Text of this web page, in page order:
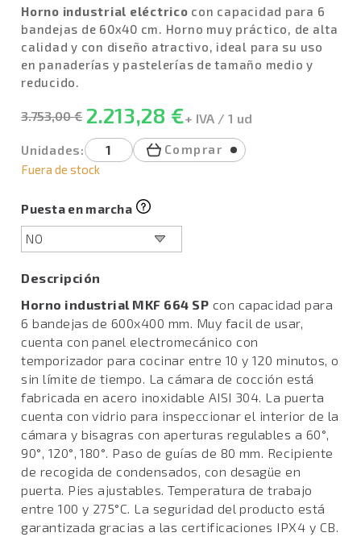
Horno industrial eléctrico con capacidad para 6
bandejas de 60x40 cm. Horno muy práctico, de alta
calidad y con diseño atractivo, ideal para su uso
en panaderías y pastelerías de tamaño medio y
reducido.
3.753,00 € 2.213,28 €+ IVA / 1 ud
Unidades:
Comprar
Fuera de stock
Puesta en marcha
Descripción
Horno industrial MKF 664 SP con capacidad para
6 bandejas de 600x400 mm. Muy facil de usar,
cuenta con panel electromecánico con
temporizador para cocinar entre 10 y 120 minutos, o
sin límite de tiempo. La cámara de cocción está
fabricada en acero inoxidable AISI 304. La puerta
cuenta con vidrio para inspeccionar el interior de la
cámara y bisagras con aperturas regulables a 60°,
90°, 120°, 180°. Paso de guías de 80 mm. Recipiente
de recogida de condensados, con desagüe en
puerta. Pies ajustables. Temperatura de trabajo
entre 100 y 275°C. La seguridad del producto está
garantizada gracias a las certificaciones IPX4 y CB.